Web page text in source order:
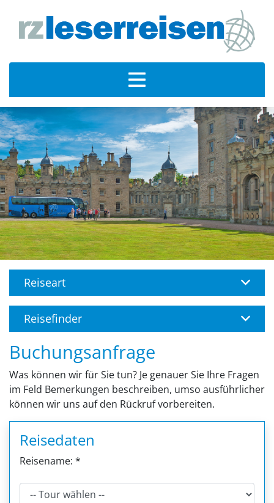
Reiseart
Reisefinder
Buchungsanfrage
Was können wir für Sie tun? Je genauer Sie Ihre Fragen
im Feld Bemerkungen beschreiben, umso ausführlicher
können wir uns auf den Rückruf vorbereiten.
Reisedaten
Reisename: *